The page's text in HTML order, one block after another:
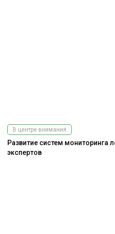
В центре внимания
Развитие систем мониторинга
экспертов